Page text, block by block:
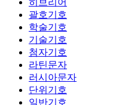
히브리어
괄호기호
학술기호
기술기호
첨자기호
라틴문자
러시아문자
단위기호
일반기호